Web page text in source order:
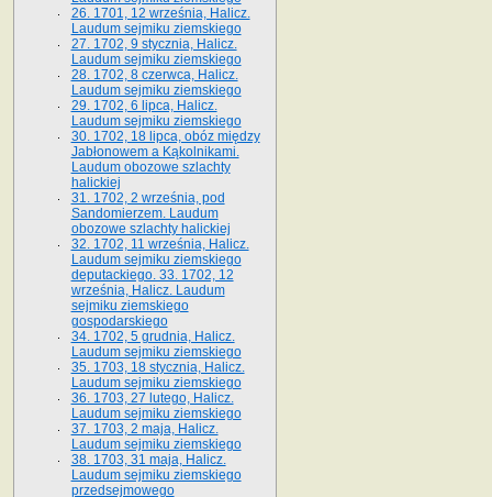
26. 1701, 12 września, Halicz.
Laudum sejmiku ziemskiego
27. 1702, 9 stycznia, Halicz.
Laudum sejmiku ziemskiego
28. 1702, 8 czerwca, Halicz.
Laudum sejmiku ziemskiego
29. 1702, 6 lipca, Halicz.
Laudum sejmiku ziemskiego
30. 1702, 18 lipca, obóz między
Jabłonowem a Kąkolnikami.
Laudum obozowe szlachty
halickiej
31. 1702, 2 września, pod
Sandomierzem. Laudum
obozowe szlachty halickiej
32. 1702, 11 września, Halicz.
Laudum sejmiku ziemskiego
deputackiego. 33. 1702, 12
września, Halicz. Laudum
sejmiku ziemskiego
gospodarskiego
34. 1702, 5 grudnia, Halicz.
Laudum sejmiku ziemskiego
35. 1703, 18 stycznia, Halicz.
Laudum sejmiku ziemskiego
36. 1703, 27 lutego, Halicz.
Laudum sejmiku ziemskiego
37. 1703, 2 maja, Halicz.
Laudum sejmiku ziemskiego
38. 1703, 31 maja, Halicz.
Laudum sejmiku ziemskiego
przedsejmowego